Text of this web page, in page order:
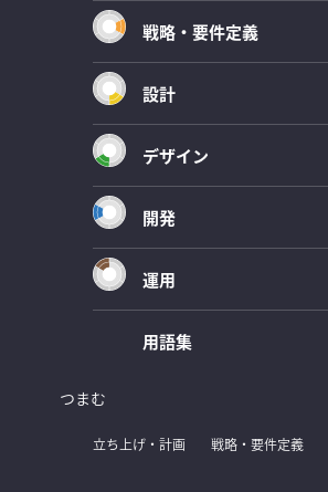
戦略・要件定義
設計
デザイン
開発
運用
用語集
つまむ
立ち上げ・計画 戦略・要件定義